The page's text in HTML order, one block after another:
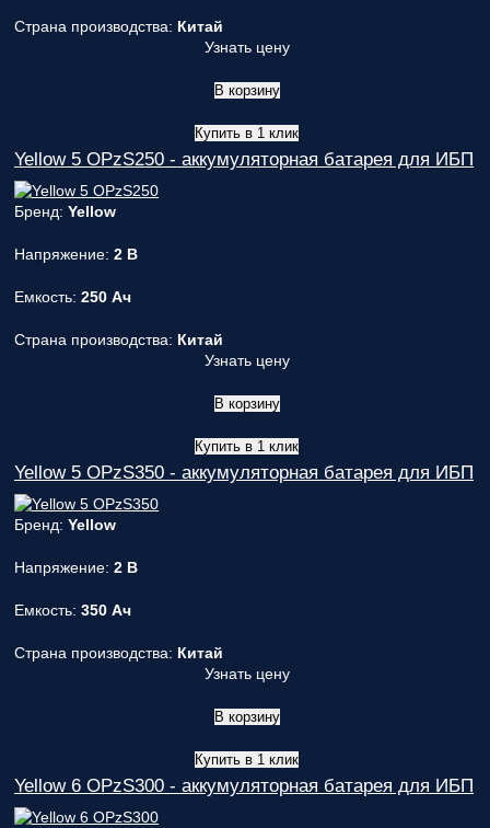
Страна производства: Китай
Узнать цену
В корзину
Купить в 1 клик
Yellow 5 OPzS250 - аккумуляторная батарея для ИБП
Бренд: Yellow
Напряжение: 2 В
Емкость: 250 Ач
Страна производства: Китай
Узнать цену
В корзину
Купить в 1 клик
Yellow 5 OPzS350 - аккумуляторная батарея для ИБП
Бренд: Yellow
Напряжение: 2 В
Емкость: 350 Ач
Страна производства: Китай
Узнать цену
В корзину
Купить в 1 клик
Yellow 6 OPzS300 - аккумуляторная батарея для ИБП